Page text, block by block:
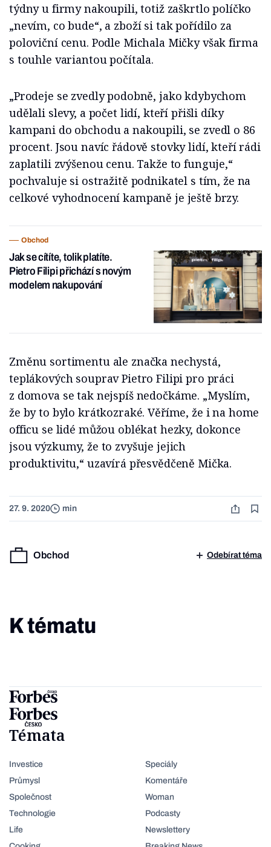
týdny u firmy nakoupili, totiž zaškrtlo políčko
„nevím, co bude“, a zboží si tak pořídilo za
poloviční cenu. Podle Michala Mičky však firma
s touhle variantou počítala.
„Prodeje se zvedly podobně, jako kdybychom
udělali slevy, a počet lidí, kteří přišli díky
kampani do obchodu a nakoupili, se zvedl o 86
procent. Jsou navíc řádově stovky lidí, kteří rádi
zaplatili zvýšenou cenu. Takže to funguje,“
pochvaluje si ostražitě podnikatel s tím, že na
celkové vyhodnocení kampaně je ještě brzy.
Obchod
Jak se cítíte, tolik platíte.
Pietro Filipi přichází s novým
modelem nakupování
Změnu sortimentu ale značka nechystá,
teplákových souprav Pietro Filipi pro práci
z domova se tak nejspíš nedočkáme. „Myslím,
že by to bylo krátkozraké. Věříme, že i na home
officu se lidé můžou oblékat hezky, dokonce
jsou výzkumy, že to zvyšuje jejich
produktivitu,“ uzavírá přesvědčeně Mička.
27. 9. 2020 min
Obchod Odebírat téma
K tématu
Témata
Investice
Průmysl
Společnost
Technologie
Life
Speciály
Komentáře
Woman
Podcasty
Newslettery